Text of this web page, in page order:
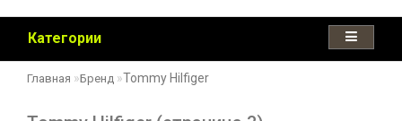
Категории
Главная Бренд Tommy Hilfiger